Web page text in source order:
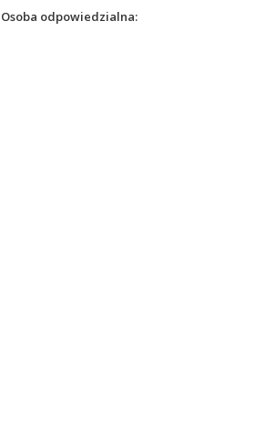
Osoba odpowiedzialna